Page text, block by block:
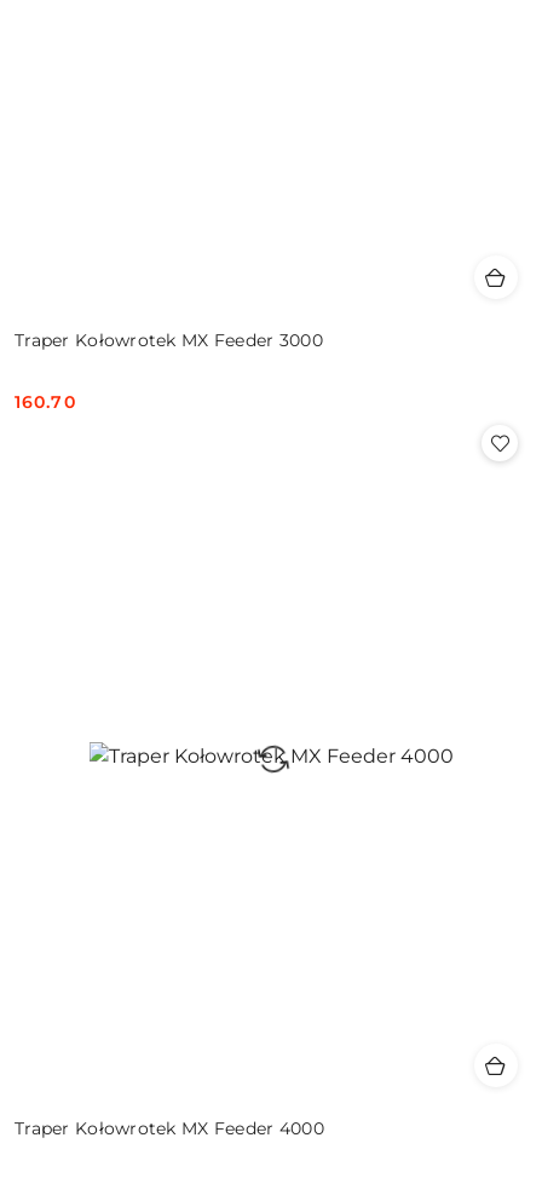
Traper Kołowrotek MX Feeder 3000
Cena:
160.70
Traper Kołowrotek MX Feeder 4000